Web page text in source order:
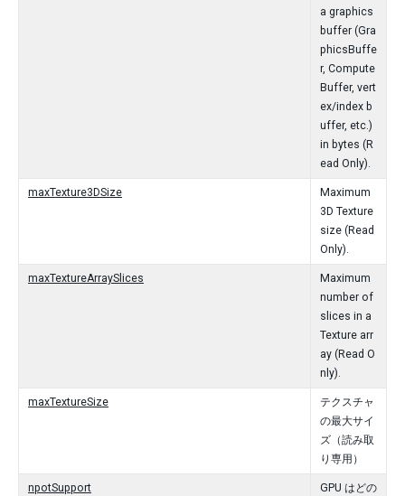
a graphics
buffer (Gra
phicsBuffe
r, Compute
Buffer, vert
ex/index b
uffer, etc.)
in bytes (R
ead Only).
maxTexture3DSize
Maximum
3D Texture
size (Read
Only).
maxTextureArraySlices
Maximum
number of
slices in a
Texture arr
ay (Read O
nly).
maxTextureSize
テクスチャ
の最大サイ
ズ（読み取
り専用）
npotSupport GPU はどの